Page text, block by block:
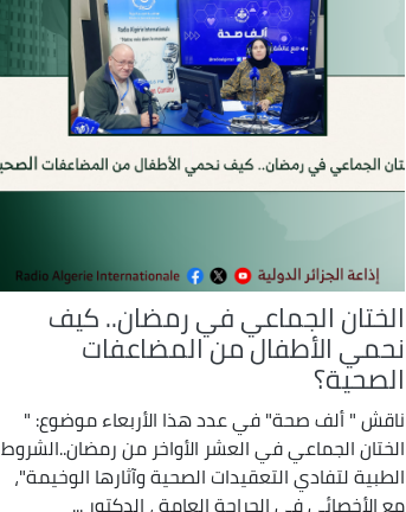
الختان الجماعي في رمضان.. كيف
نحمي الأطفال من المضاعفات
الصحية؟
ناقش " ألف صحة" في عدد هذا الأربعاء موضوع: "
الختان الجماعي في العشر الأواخر من رمضان..الشروط
الطبية لتفادي التعقيدات الصحية وآثارها الوخيمة"،
مع الأخصائي في الجراحة العامة ، الدكتور ...